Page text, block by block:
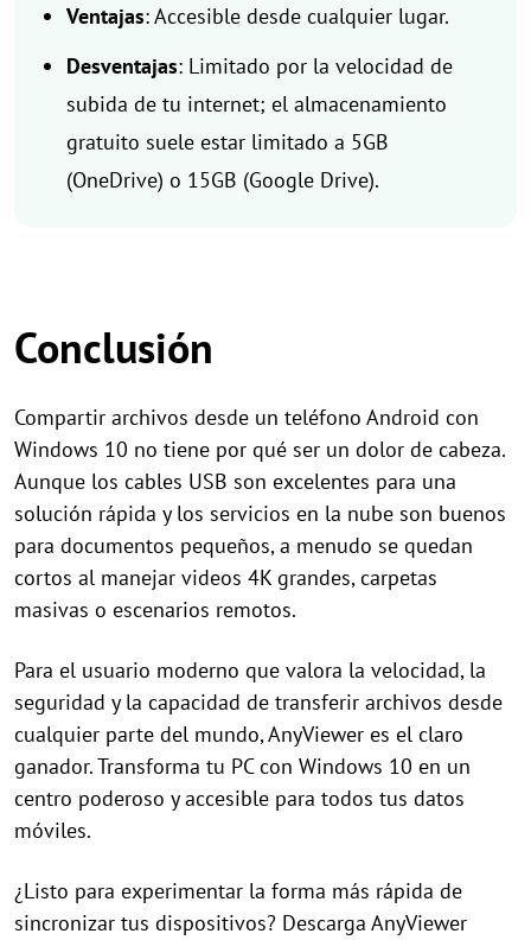
Ventajas: Accesible desde cualquier lugar.
Desventajas: Limitado por la velocidad de
subida de tu internet; el almacenamiento
gratuito suele estar limitado a 5GB
(OneDrive) o 15GB (Google Drive).
Conclusión
Compartir archivos desde un teléfono Android con
Windows 10 no tiene por qué ser un dolor de cabeza.
Aunque los cables USB son excelentes para una
solución rápida y los servicios en la nube son buenos
para documentos pequeños, a menudo se quedan
cortos al manejar videos 4K grandes, carpetas
masivas o escenarios remotos.
Para el usuario moderno que valora la velocidad, la
seguridad y la capacidad de transferir archivos desde
cualquier parte del mundo, AnyViewer es el claro
ganador. Transforma tu PC con Windows 10 en un
centro poderoso y accesible para todos tus datos
móviles.
¿Listo para experimentar la forma más rápida de
sincronizar tus dispositivos? Descarga AnyViewer